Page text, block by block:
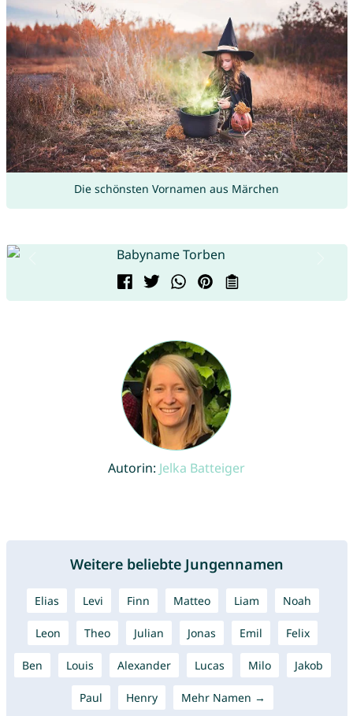
Die schönsten Vornamen aus Märchen
Autorin: Jelka Batteiger
Weitere beliebte Jungennamen
Elias Levi Finn Matteo Liam Noah
Leon Theo Julian Jonas Emil Felix
Ben Louis Alexander Lucas Milo Jakob
Paul Henry Mehr Namen →